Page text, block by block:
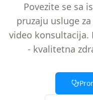
Povezite se sa
pruzaju usluge
video konsultacija.
- kvalitetna